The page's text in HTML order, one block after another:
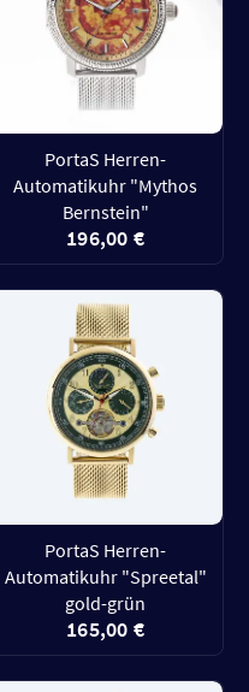
PortaS Herren-
Automatikuhr "Mythos
Bernstein"
196,00 €
PortaS Herren-
Automatikuhr "Spreetal"
gold-grün
165,00 €